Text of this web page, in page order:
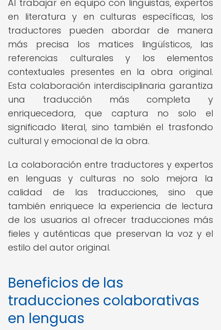
Al trabajar en equipo con lingüistas, expertos
en literatura y en culturas específicas, los
traductores pueden abordar de manera
más precisa los matices lingüísticos, las
referencias culturales y los elementos
contextuales presentes en la obra original.
Esta colaboración interdisciplinaria garantiza
una traducción más completa y
enriquecedora, que captura no solo el
significado literal, sino también el trasfondo
cultural y emocional de la obra.
La colaboración entre traductores y expertos
en lenguas y culturas no solo mejora la
calidad de las traducciones, sino que
también enriquece la experiencia de lectura
de los usuarios al ofrecer traducciones más
fieles y auténticas que preservan la voz y el
estilo del autor original.
Beneficios de las
traducciones colaborativas
en lenguas